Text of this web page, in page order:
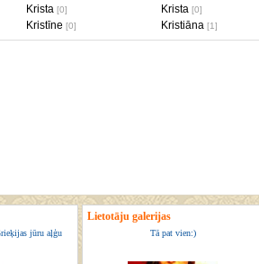
Krista [0] Krista [0]
Kristīne [0] Kristiāna [1]
jūru aļģu
Lietotāju galerijas
Tā pat vien:)